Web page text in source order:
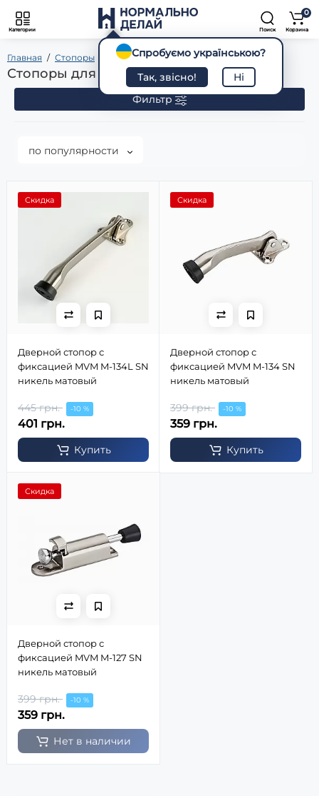
Категории Поиск
0
Корзина
Главная Стопоры Для дверей
Стопоры для дверей
Фильтр
по популярности
Скидка
Дверной стопор с
фиксацией MVM M-134L SN
никель матовый
445 грн. -10 %
401 грн.
Купить
Скидка
Дверной стопор с
фиксацией MVM M-134 SN
никель матовый
399 грн. -10 %
359 грн.
Купить
Скидка
Дверной стопор с
фиксацией MVM M-127 SN
никель матовый
399 грн. -10 %
359 грн.
Нет в наличии
Спробуємо українською?
Так, звісно!
Ні